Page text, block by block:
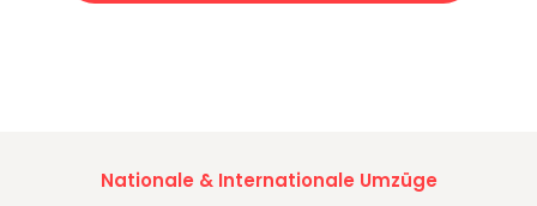
Nationale & Internationale Umzüge